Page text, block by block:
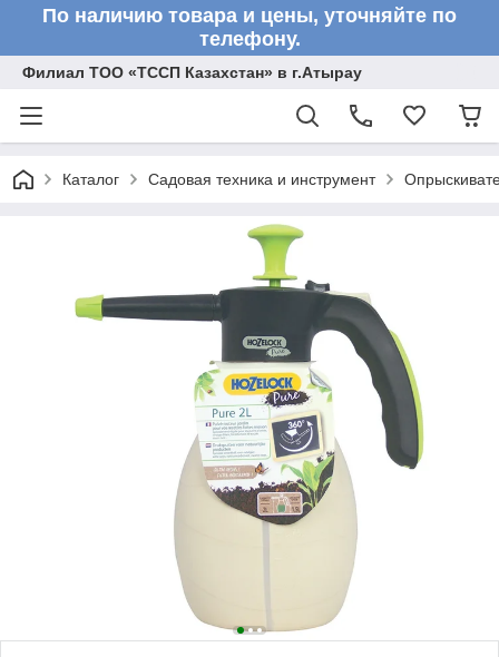
По наличию товара и цены, уточняйте по
телефону.
Филиал ТОО «ТССП Казахстан» в г.Атырау
Каталог Садовая техника и инструмент